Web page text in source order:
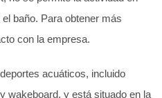
baño. Para obtener más
con la empresa.
acuáticos, incluido
wakeboard, y está situado en la